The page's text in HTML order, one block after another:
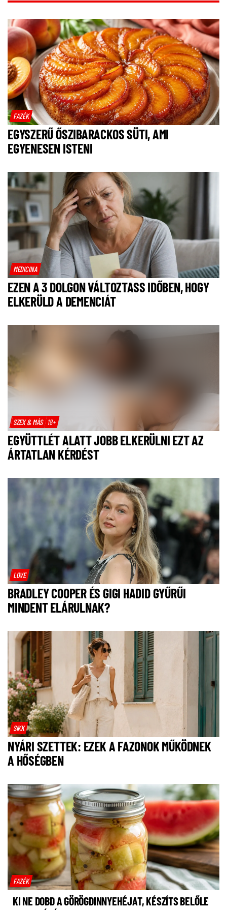
FAZÉK
EGYSZERŰ ŐSZIBARACKOS SÜTI, AMI
EGYENESEN ISTENI
MEDICINA
EZEN A 3 DOLGON VÁLTOZTASS IDŐBEN, HOGY
ELKERÜLD A DEMENCIÁT
SZEX & MÁS 18+
EGYÜTTLÉT ALATT JOBB ELKERÜLNI EZT AZ
ÁRTATLAN KÉRDÉST
LOVE
BRADLEY COOPER ÉS GIGI HADID GYŰRŰI
MINDENT ELÁRULNAK?
SIKK
NYÁRI SZETTEK: EZEK A FAZONOK MŰKÖDNEK
A HŐSÉGBEN
FAZÉK
KI NE DOBD A GÖRÖGDINNYEHÉJAT, KÉSZÍTS BELŐLE